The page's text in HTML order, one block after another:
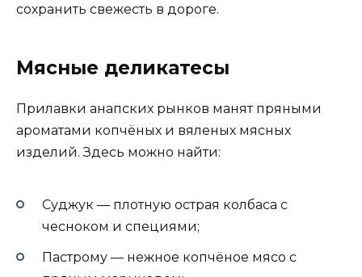
сохранить свежесть в дороге.
Мясные деликатесы
Прилавки анапских рынков манят пряными
ароматами копчёных и вяленых мясных
изделий. Здесь можно найти:
Суджук — плотную острая колбаса с
чесноком и специями;
Пастрому — нежное копчёное мясо с